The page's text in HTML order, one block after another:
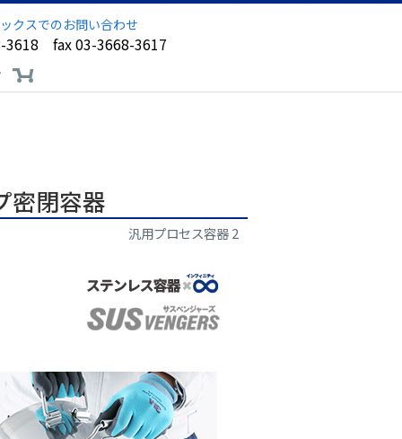
クスでのお問い合わせ
3618 fax 03-3668-3617
密閉容器
汎用プロセス容器 2